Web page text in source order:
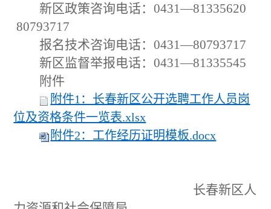
新区政策咨询电话：0431—81335620
80793717
报名技术咨询电话：0431—80793717
新区监督举报电话：0431—81335545
附件
附件1：长春新区公开选聘工作人员岗
位及资格条件一览表.xlsx
附件2：工作经历证明模板.docx
长春新区人